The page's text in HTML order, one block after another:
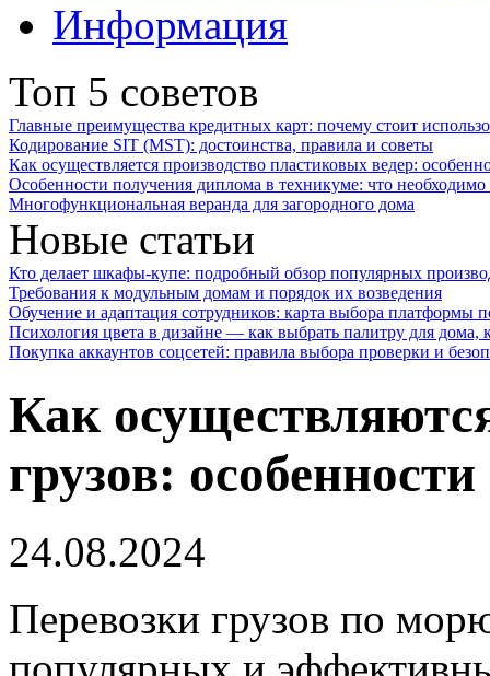
Информация
Топ 5 советов
Главные преимущества кредитных карт: почему стоит
Кодирование SIT (MST): достоинства, правила и советы
Как осуществляется производство пластиковых ведер:
Особенности получения диплома в техникуме: что необходимо
Многофункциональная веранда для загородного дома
Новые статьи
Кто делает шкафы-купе: подробный обзор популярных
Требования к модульным домам и порядок их возведения
Обучение и адаптация сотрудников: карта выбора платформы
Психология цвета в дизайне — как выбрать палитру для дома,
Покупка аккаунтов соцсетей: правила выбора проверки и
Как
грузов:
24.08.2024
Перевозки грузов по